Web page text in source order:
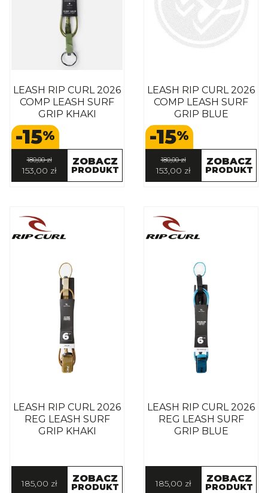
LEASH RIP CURL 2026
COMP LEASH SURF
GRIP KHAKI
-15%
180,00 zł
153,00 zł
ZOBACZ
PRODUKT
LEASH RIP CURL 2026
COMP LEASH SURF
GRIP BLUE
-15%
180,00 zł
153,00 zł
ZOBACZ
PRODUKT
LEASH RIP CURL 2026
REG LEASH SURF
GRIP KHAKI
185,00 zł ZOBACZ
PRODUKT
LEASH RIP CURL 2026
REG LEASH SURF
GRIP BLUE
185,00 zł ZOBACZ
PRODUKT